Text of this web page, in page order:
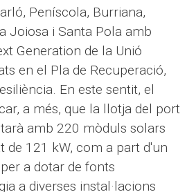
Peníscola, Burriana,
Joiosa i Santa Pola amb
Generation de la Unió
en el Pla de Recuperació,
En este sentit, el
a més, que la llotja del port
amb 220 mòduls solars
de 121 kW, com a part d'un
a dotar de fonts
a diverses instal·lacions